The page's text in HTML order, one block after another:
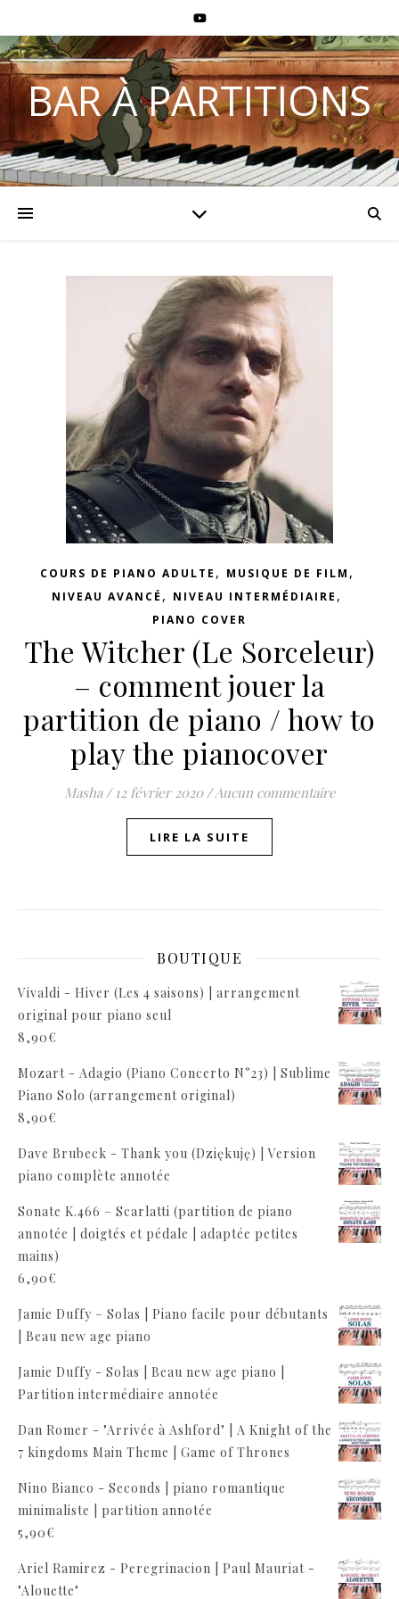
BAR À PARTITIONS
COURS DE PIANO ADULTE , MUSIQUE DE FILM ,
NIVEAU AVANCÉ , NIVEAU INTERMÉDIAIRE ,
PIANO COVER
The Witcher (Le Sorceleur)
– comment jouer la
partition de piano / how to
play the pianocover
Masha / 12 février 2020 /Aucun commentaire
LIRE LA SUITE
BOUTIQUE
Vivaldi - Hiver (Les 4 saisons) | arrangement
original pour piano seul
8,90€
Mozart - Adagio (Piano Concerto N°23) | Sublime
Piano Solo (arrangement original)
8,90€
Dave Brubeck - Thank you (Dziękuję) | Version
piano complète annotée
Sonate K.466 – Scarlatti (partition de piano
annotée | doigtés et pédale | adaptée petites
mains)
6,90€
Jamie Duffy – Solas | Piano facile pour débutants
| Beau new age piano
Jamie Duffy - Solas | Beau new age piano |
Partition intermédiaire annotée
Dan Romer - "Arrivée à Ashford" | A Knight of the
7 kingdoms Main Theme | Game of Thrones
Nino Bianco - Seconds | piano romantique
minimaliste | partition annotée
5,90€
Ariel Ramirez - Peregrinacion | Paul Mauriat -
"Alouette"